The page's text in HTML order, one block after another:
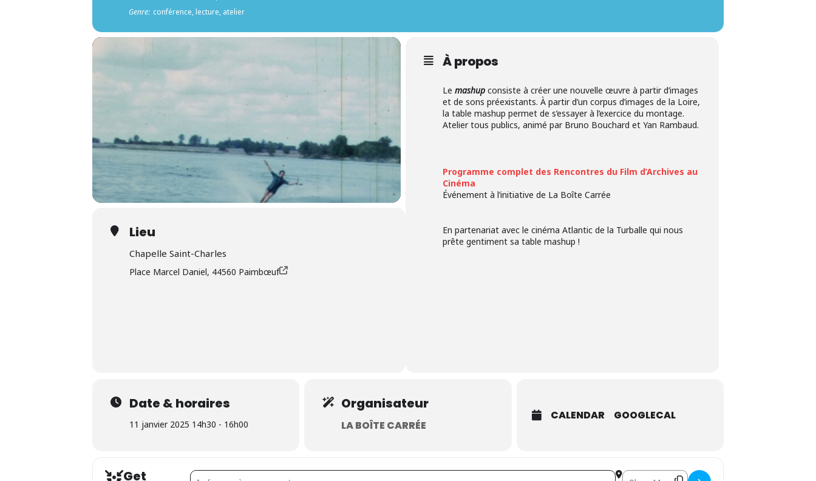
Genre: conférence, lecture, atelier
À propos
Le mashup consiste à créer une nouvelle œuvre à partir d’images
et de sons préexistants. À partir d’un corpus d’images de la Loire,
la table mashup permet de s’essayer à l’exercice du montage.
Atelier tous publics, animé par Bruno Bouchard et Yan Rambaud.
Programme complet des Rencontres du Film d’Archives au
Cinéma
Événement à l’initiative de La Boîte Carrée
En partenariat avec le cinéma Atlantic de la Turballe qui nous
prête gentiment sa table mashup !
Lieu
Chapelle Saint-Charles
Place Marcel Daniel, 44560 Paimbœuf
Date & horaires
11 janvier 2025 14h30 - 16h00
Organisateur
LA BOÎTE CARRÉE
CALENDAR GOOGLECAL
Get Address - Mashup [] Destination Address - Mashup []